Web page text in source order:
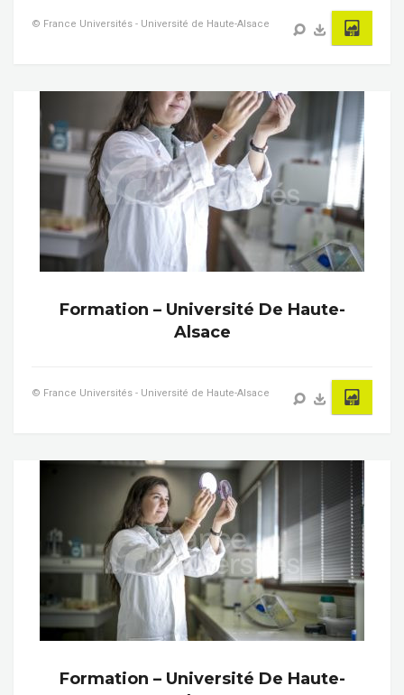
© France Universités - Université de Haute-Alsace
Formation – Université De Haute-
Alsace
© France Universités - Université de Haute-Alsace
Formation – Université De Haute-